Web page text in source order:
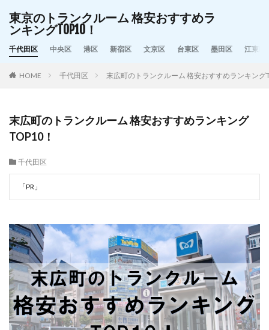
東京のトランクルーム 格安おすすめラ
ンキングTOP10！
千代田区 中央区 港区 新宿区 文京区 台東区 墨田区 江東区
HOME 千代田区 末広町のトランクルーム 格安おすすめランキング
末広町のトランクルーム 格安おすすめランキング
TOP10！
千代田区
「PR」